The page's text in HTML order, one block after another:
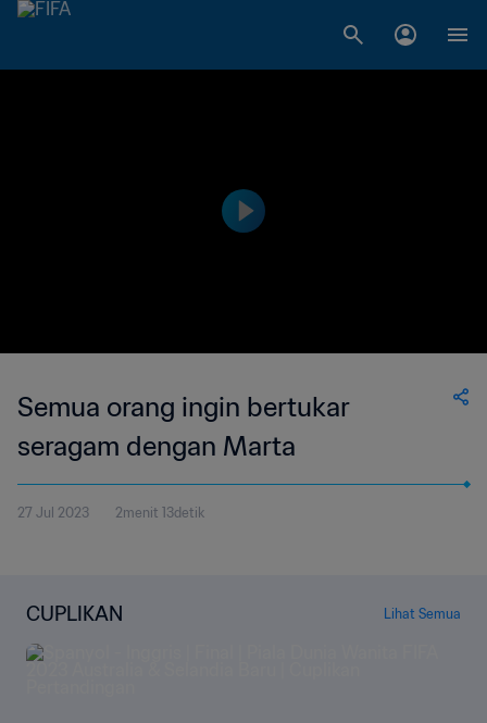
Semua orang ingin bertukar
seragam dengan Marta
27 Jul 2023 2menit 13detik
CUPLIKAN Lihat Semua